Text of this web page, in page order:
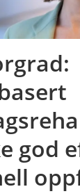
god